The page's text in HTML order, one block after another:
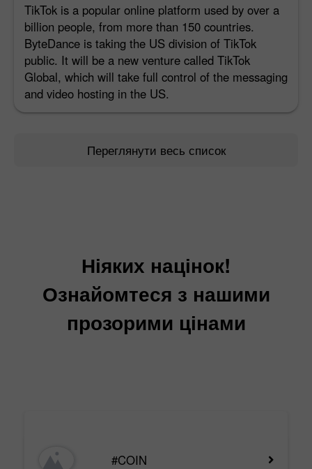
TikTok is a popular online platform used by over a
billion people, from more than 150 countries.
ByteDance is taking the US division of TikTok
public. It will be a new venture called TikTok
Global, which will take full control of the messaging
and video hosting in the US.
Переглянути весь список
Ніяких націнок!
Ознайомтеся з нашими
прозорими цінами
#COIN